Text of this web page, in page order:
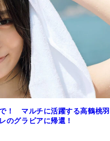
！ マルチに活躍する高鶴桃羽
のグラビアに帰還！